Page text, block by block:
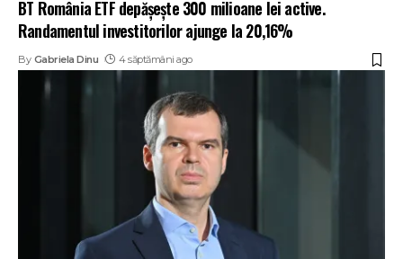
BT România ETF depășește 300 milioane lei active.
Randamentul investitorilor ajunge la 20,16%
By Gabriela Dinu 4 săptămâni ago